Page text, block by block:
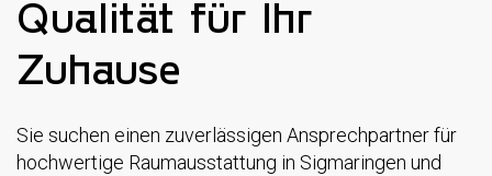
Qualität für Ihr
Zuhause
Sie suchen einen zuverlässigen Ansprechpartner für
hochwertige Raumausstattung in Sigmaringen und